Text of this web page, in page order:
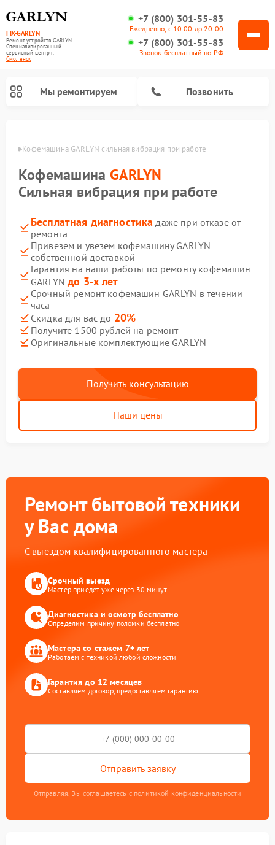
FIX-GARLYN
Ремонт устройств GARLYN
Специализированный
cервисный центр г.
Смоленск
+7 (800) 301-55-83
Ежедневно, с 10:00 до 20:00
+7 (800) 301-55-83
Звонок бесплатный по РФ
Мы ремонтируем Позвонить
Кофемашина GARLYN сильная вибрация при работе
Кофемашина GARLYN
Сильная вибрация при работе
Бесплатная диагностика даже при отказе от
ремонта
Привезем и увезем кофемашину GARLYN
собственной доставкой
Гарантия на наши работы по ремонту кофемашин
GARLYNдо 3-х лет
Срочный ремонт кофемашин GARLYN в течении
часа
Скидка для вас до 20%
Получите 1500 рублей на ремонт
Оригинальные комплектующие GARLYN
Получить консультацию
Наши цены
Ремонт бытовой техники
у Вас дома
С выездом квалифицированного мастера
Срочный выезд
Мастер приедет уже через 30 минут
Диагностика и осмотр бесплатно
Определим причину поломки бесплатно
Мастера со стажем 7+ лет
Работаем с техникой любой сложности
Гарантия до 12 месяцев
Составляем договор, предоставляем гарантию
Отправить заявку
Отправляя, Вы соглашаетесь с политикой конфиденциальности